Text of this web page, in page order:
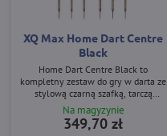
XQ Max Home Dart Centre
Black
Home Dart Centre Black to
kompletny zestaw do gry w darta ze
stylową czarną szafką, tarczą
sisalową, sześcioma lotkami steel
tip oraz akcesoriami do
natychmiastowej gry. Idealny do
Na magyzynie
349,70 zł